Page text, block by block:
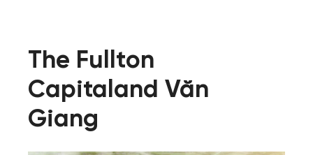
The Fullton
Capitaland Văn
Giang